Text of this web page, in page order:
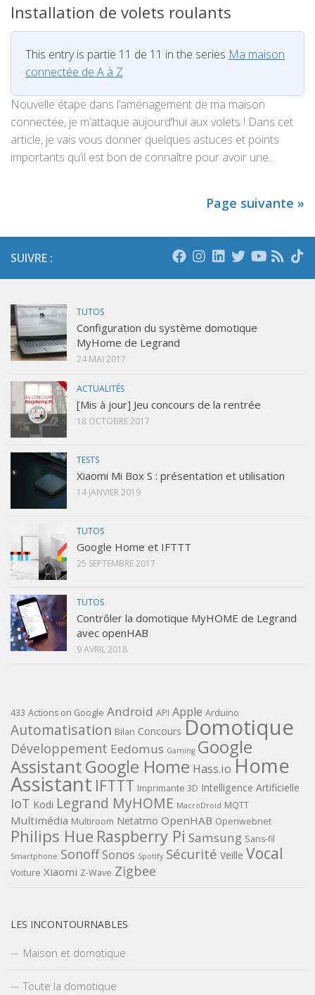
Installation de volets roulants
This entry is partie 11 de 11 in the series Ma maison
connectée de A à Z
Nouvelle étape dans l’aménagement de ma maison
connectée, je m’attaque aujourd’hui aux volets ! Dans cet
article, je vais vous donner quelques astuces et points
importants qu’il est bon de connaître pour avoir une...
Page suivante »
SUIVRE :
TUTOS
Configuration du système domotique
MyHome de Legrand
24 MAI 2017
ACTUALITÉS
[Mis à jour] Jeu concours de la rentrée
18 OCTOBRE 2017
TESTS
Xiaomi Mi Box S : présentation et utilisation
14 JANVIER 2019
TUTOS
Google Home et IFTTT
25 SEPTEMBRE 2017
TUTOS
Contrôler la domotique MyHOME de Legrand
avec openHAB
9 AVRIL 2018
433 Actions on Google Android API Apple Arduino
Automatisation Bilan Concours Domotique
Développement Eedomus Gaming Google
AssistantGoogle Home Hass.io Home
Assistant IFTTT Imprimante 3D Intelligence Artificielle
IoT Kodi Legrand MyHOME MacroDroid MQTT
Multimédia Multiroom Netatmo OpenHAB Openwebnet
Philips Hue Raspberry Pi Samsung Sans-fil
Smartphone SonoffSonos Spotify Sécurité Veille Vocal
Voiture Xiaomi Z-Wave Zigbee
LES INCONTOURNABLES
Maison et domotique
Toute la domotique